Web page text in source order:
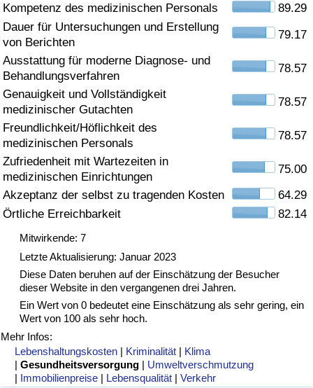
Kompetenz des medizinischen Personals
89.29
Dauer für Untersuchungen und Erstellung
von Berichten
79.17
Ausstattung für moderne Diagnose- und
Behandlungsverfahren
78.57
Genauigkeit und Vollständigkeit
medizinischer Gutachten
78.57
Freundlichkeit/Höflichkeit des
medizinischen Personals
78.57
Zufriedenheit mit Wartezeiten in
medizinischen Einrichtungen
75.00
Akzeptanz der selbst zu tragenden Kosten
64.29
Örtliche Erreichbarkeit
82.14
Mitwirkende: 7
Letzte Aktualisierung: Januar 2023
Diese Daten beruhen auf der Einschätzung der Besucher
dieser Website in den vergangenen drei Jahren.
Ein Wert von 0 bedeutet eine Einschätzung als sehr gering, ein
Wert von 100 als sehr hoch.
Mehr Infos:
Lebenshaltungskosten | Kriminalität | Klima
|Gesundheitsversorgung | Umweltverschmutzung
| Immobilienpreise | Lebensqualität |Verkehr
Kriminalitäts-Index
Kriminalitätsindex nach Land
Gesundheitsversorgung
Gesundheitsversorgungs-Index (aktuell)
Gesundheitsversorgungs-Index
Gesundheitsversorgungs-Index nach Land
Umweltverschmutzung
Umweltverschmutzungs-Index (aktuell)
Verschmutzungsindex
Umweltverschmutzungs-Index nach Land
Verkehr